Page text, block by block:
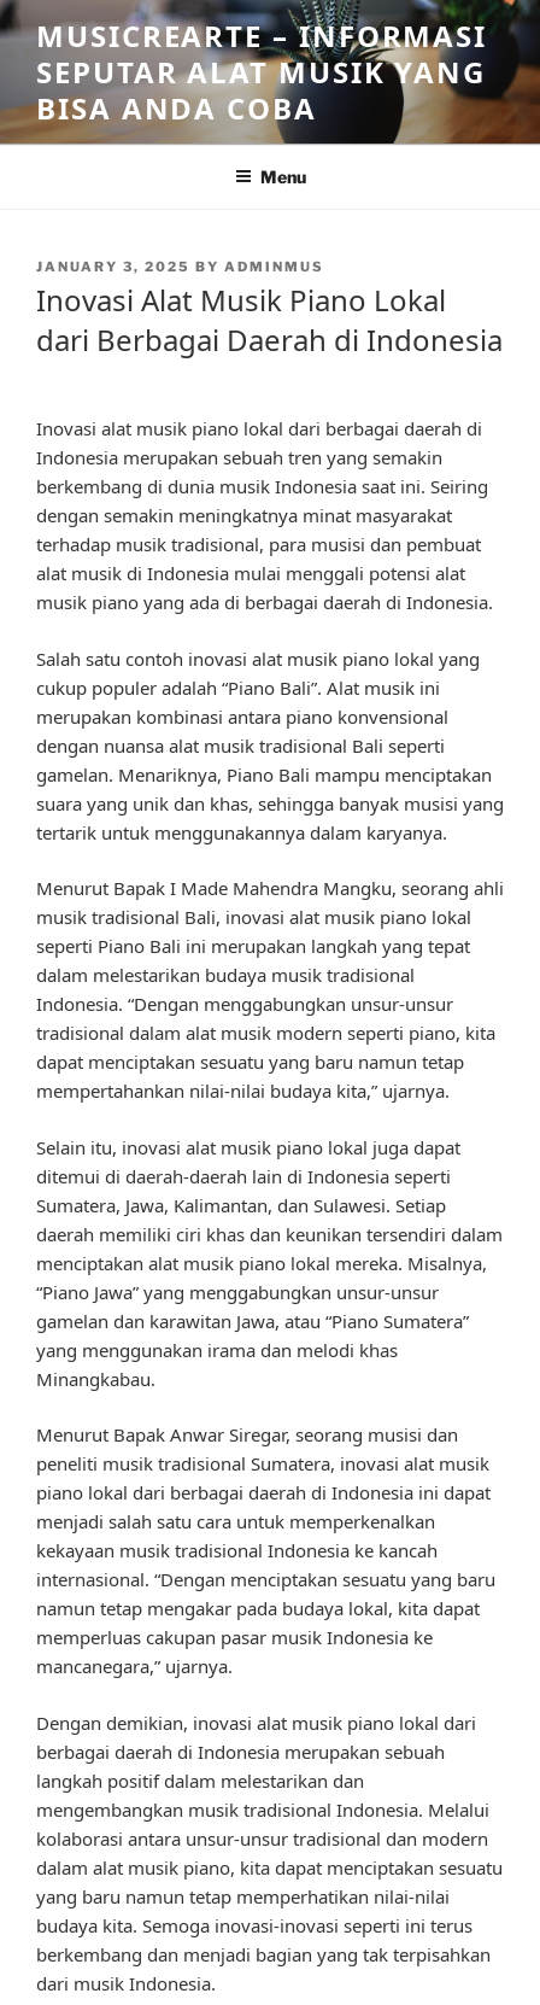
Skip
to
content
MUSICREARTE – INFORMASI
SEPUTAR ALAT MUSIK YANG
BISA ANDA COBA
Menu
POSTED
JANUARY 3, 2025 BY ADMINMUS
Inovasi Alat Musik Piano Lokal
dari Berbagai Daerah di Indonesia
Inovasi alat musik piano lokal dari berbagai daerah di
Indonesia merupakan sebuah tren yang semakin
berkembang di dunia musik Indonesia saat ini. Seiring
dengan semakin meningkatnya minat masyarakat
terhadap musik tradisional, para musisi dan pembuat
alat musik di Indonesia mulai menggali potensi alat
musik piano yang ada di berbagai daerah di Indonesia.
Salah satu contoh inovasi alat musik piano lokal yang
cukup populer adalah “Piano Bali”. Alat musik ini
merupakan kombinasi antara piano konvensional
dengan nuansa alat musik tradisional Bali seperti
gamelan. Menariknya, Piano Bali mampu menciptakan
suara yang unik dan khas, sehingga banyak musisi yang
tertarik untuk menggunakannya dalam karyanya.
Menurut Bapak I Made Mahendra Mangku, seorang ahli
musik tradisional Bali, inovasi alat musik piano lokal
seperti Piano Bali ini merupakan langkah yang tepat
dalam melestarikan budaya musik tradisional
Indonesia. “Dengan menggabungkan unsur-unsur
tradisional dalam alat musik modern seperti piano, kita
dapat menciptakan sesuatu yang baru namun tetap
mempertahankan nilai-nilai budaya kita,” ujarnya.
Selain itu, inovasi alat musik piano lokal juga dapat
ditemui di daerah-daerah lain di Indonesia seperti
Sumatera, Jawa, Kalimantan, dan Sulawesi. Setiap
daerah memiliki ciri khas dan keunikan tersendiri dalam
menciptakan alat musik piano lokal mereka. Misalnya,
“Piano Jawa” yang menggabungkan unsur-unsur
gamelan dan karawitan Jawa, atau “Piano Sumatera”
yang menggunakan irama dan melodi khas
Minangkabau.
Menurut Bapak Anwar Siregar, seorang musisi dan
peneliti musik tradisional Sumatera, inovasi alat musik
piano lokal dari berbagai daerah di Indonesia ini dapat
menjadi salah satu cara untuk memperkenalkan
kekayaan musik tradisional Indonesia ke kancah
internasional. “Dengan menciptakan sesuatu yang baru
namun tetap mengakar pada budaya lokal, kita dapat
memperluas cakupan pasar musik Indonesia ke
mancanegara,” ujarnya.
Dengan demikian, inovasi alat musik piano lokal dari
berbagai daerah di Indonesia merupakan sebuah
langkah positif dalam melestarikan dan
mengembangkan musik tradisional Indonesia. Melalui
kolaborasi antara unsur-unsur tradisional dan modern
dalam alat musik piano, kita dapat menciptakan sesuatu
yang baru namun tetap memperhatikan nilai-nilai
budaya kita. Semoga inovasi-inovasi seperti ini terus
berkembang dan menjadi bagian yang tak terpisahkan
dari musik Indonesia.